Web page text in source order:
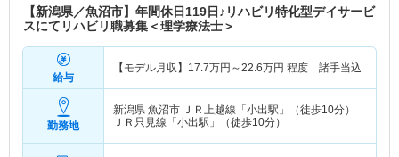
【新潟県／魚沼市】年間休日119日♪リハビリ特化型デイサービ
スにてリハビリ職募集＜理学療法士＞
給与
【モデル月収】 17.7万円～22.6万円 程度 諸手当込
勤務地
新潟県 魚沼市 ＪＲ上越線「小出駅」（徒歩10分）
ＪＲ只見線「小出駅」（徒歩10分）